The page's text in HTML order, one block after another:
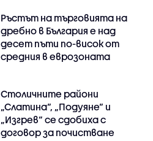
Ръстът на търговията на
дребно в България е над
десет пъти по-висок от
средния в еврозоната
Столичните райони
„Слатина“, „Подуяне“ и
„Изгрев“ се сдобиха с
договор за почистване